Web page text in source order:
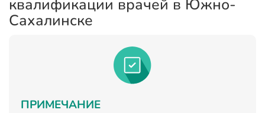
квалификации врачей в Южно-
Сахалинске
ПРИМЕЧАНИЕ